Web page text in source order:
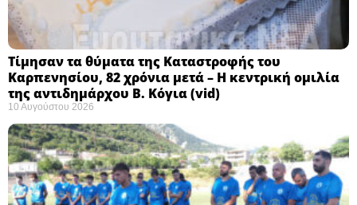
Τίμησαν τα θύματα της Καταστροφής του
Καρπενησίου, 82 χρόνια μετά – Η κεντρική ομιλία
της αντιδημάρχου Β. Κόγια (vid)
10 Αυγούστου 2026